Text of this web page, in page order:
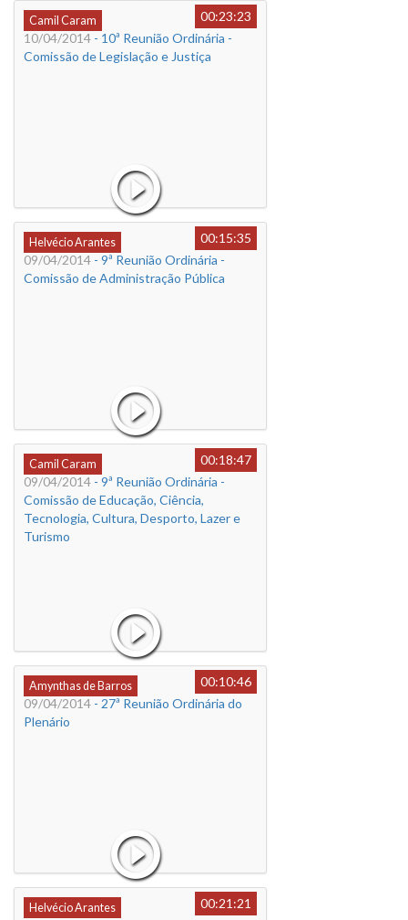
Camil Caram
00:23:23
10/04/2014 - 10ª Reunião Ordinária -
Comissão de Legislação e Justiça
Helvécio Arantes
00:15:35
09/04/2014 - 9ª Reunião Ordinária -
Comissão de Administração Pública
Camil Caram
00:18:47
09/04/2014 - 9ª Reunião Ordinária -
Comissão de Educação, Ciência,
Tecnologia, Cultura, Desporto, Lazer e
Turismo
Amynthas de Barros
00:10:46
09/04/2014 - 27ª Reunião Ordinária do
Plenário
Helvécio Arantes
00:21:21